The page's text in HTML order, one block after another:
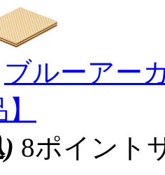
ブルーアー
8ポイント